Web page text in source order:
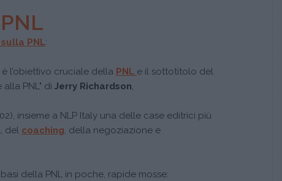
PNL:
l’obiettivo cruciale della PNL e il sottotitolo del
PNL" di Jerry Richardson,
insieme a NLP Italy una delle case editrici più
del coaching, della negoziazione e
della PNL in poche, rapide mosse: